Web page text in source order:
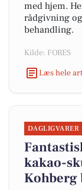
med hjem.
rådgivning
behandling.
Kilde: FORES
Læs hele
DAGLIGVARER
kakao-
Kohberg